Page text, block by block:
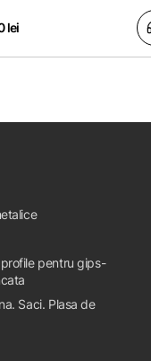
lei
pentru gips-
Saci. Plasa de